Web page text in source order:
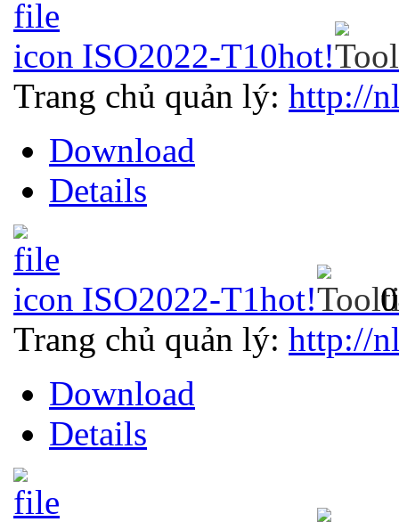
ISO2022-T10hot!
Trang chủ quản lý: http://
Download
Details
ISO2022-T1hot!
Trang chủ quản lý: http://
Download
Details